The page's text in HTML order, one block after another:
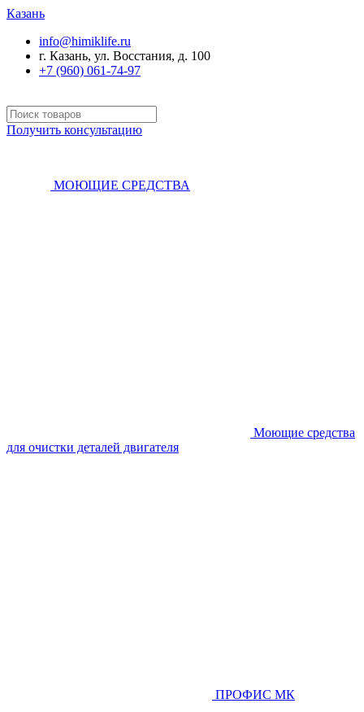
Казань
info@himiklife.ru
г. Казань, ул. Восстания, д. 100
+7 (960) 061-74-97
Получить консультацию
МОЮЩИЕ СРЕДСТВА
Моющие средства
для очистки деталей двигателя
ПРОФИС МК